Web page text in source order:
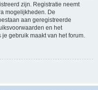
zijn. Registratie neemt
mogelijkheden. De
aan geregistreerde
en het
gebruik maakt van het forum.